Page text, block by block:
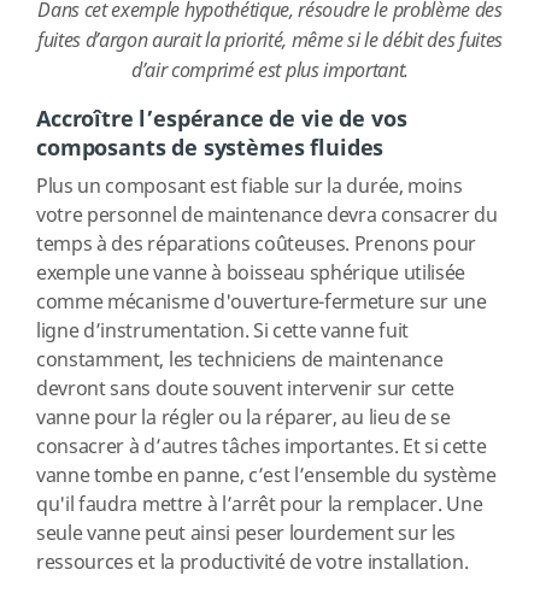
Dans cet exemple hypothétique, résoudre le problème des
fuites d’argon aurait la priorité, même si le débit des fuites
d’air comprimé est plus important.
Accroître l’espérance de vie de vos
composants de systèmes fluides
Plus un composant est fiable sur la durée, moins
votre personnel de maintenance devra consacrer du
temps à des réparations coûteuses. Prenons pour
exemple une vanne à boisseau sphérique utilisée
comme mécanisme d'ouverture-fermeture sur une
ligne d’instrumentation. Si cette vanne fuit
constamment, les techniciens de maintenance
devront sans doute souvent intervenir sur cette
vanne pour la régler ou la réparer, au lieu de se
consacrer à d’autres tâches importantes. Et si cette
vanne tombe en panne, c’est l’ensemble du système
qu'il faudra mettre à l’arrêt pour la remplacer. Une
seule vanne peut ainsi peser lourdement sur les
ressources et la productivité de votre installation.